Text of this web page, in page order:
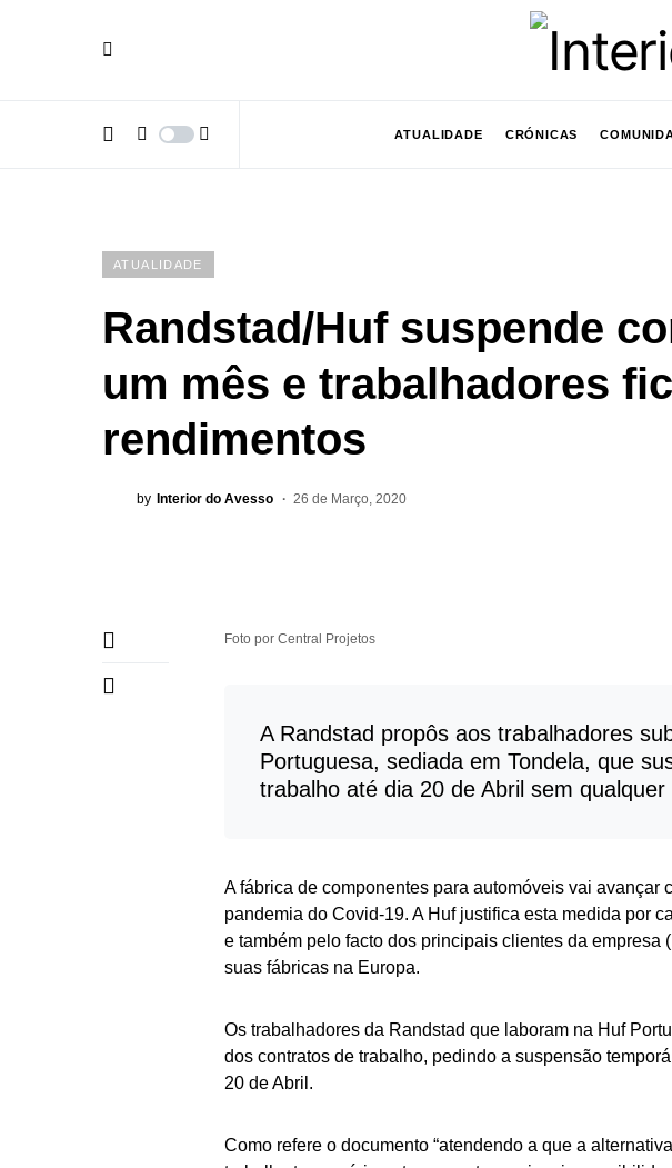
ATUALIDADE CRÓNICAS
ATUALIDADE
Randstad/Huf suspende
um mês e trabalhadores
rendimentos
by Interior do Avesso 26 de Março, 2020
Foto por Central Projetos
A Randstad propôs aos trabalhadores
Portuguesa, sediada em Tondela, que
trabalho até dia 20 de Abril sem
A fábrica de componentes para automóveis vai avançar
pandemia do Covid-19. A Huf justifica esta medida por
e também pelo facto dos principais clientes da empresa
suas fábricas na Europa.
Os trabalhadores da Randstad que laboram na Huf
dos contratos de trabalho, pedindo a suspensão
20 de Abril.
Como refere o documento “atendendo a que a